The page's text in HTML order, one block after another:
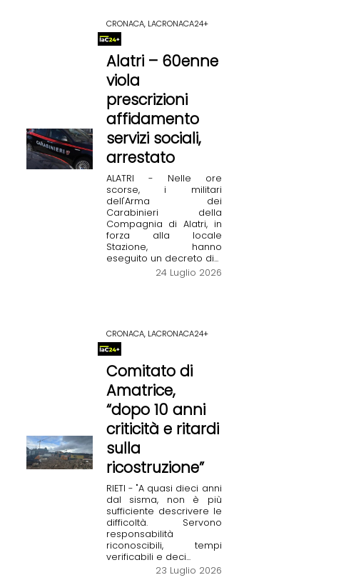
CRONACA, LACRONACA24+
Alatri – 60enne
viola
prescrizioni
affidamento
servizi sociali,
arrestato
ALATRI - Nelle ore
scorse, i militari
dell'Arma dei
Carabinieri della
Compagnia di Alatri, in
forza alla locale
Stazione, hanno
eseguito un decreto di...
24 Luglio 2026
CRONACA, LACRONACA24+
Comitato di
Amatrice,
“dopo 10 anni
criticità e ritardi
sulla
ricostruzione”
RIETI - "A quasi dieci anni
dal sisma, non è più
sufficiente descrivere le
difficoltà. Servono
responsabilità
riconoscibili, tempi
verificabili e deci...
23 Luglio 2026